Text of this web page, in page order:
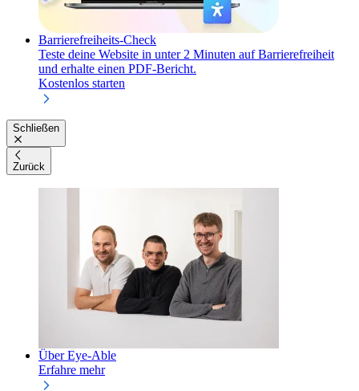
Barrierefreiheits-Check
Teste deine Website in unter 2 Minuten auf Barrierefreiheit
und erhalte einen PDF-Bericht.
Kostenlos starten
Schließen
Zurück
Über Eye-Able
Erfahre mehr